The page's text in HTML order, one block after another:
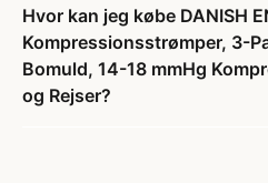
Hvor kan jeg købe DANISH
Kompressionsstrømper, 3-
Bomuld, 14-18 mmHg
og Rejser?